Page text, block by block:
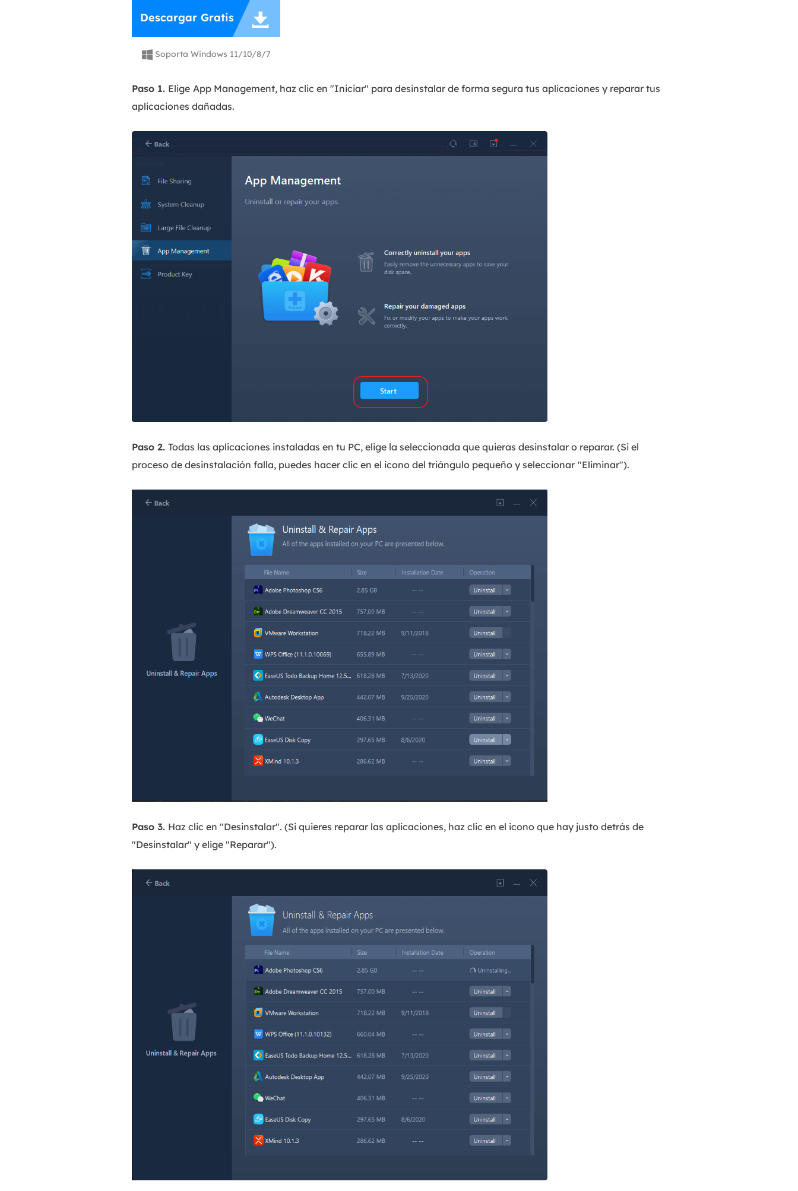
Descargar Gratis 
Soporta Windows 11/10/8/7
Paso 1. Elige App Management, haz clic en "Iniciar" para desinstalar de forma segura tus aplicaciones y reparar tus
aplicaciones dañadas.
Paso 2. Todas las aplicaciones instaladas en tu PC, elige la seleccionada que quieras desinstalar o reparar. (Si el
proceso de desinstalación falla, puedes hacer clic en el icono del triángulo pequeño y seleccionar "Eliminar").
Paso 3. Haz clic en "Desinstalar". (Si quieres reparar las aplicaciones, haz clic en el icono que hay justo detrás de
"Desinstalar" y elige "Reparar").